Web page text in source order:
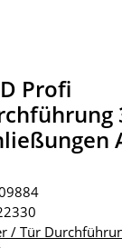
Profi
/ Tür